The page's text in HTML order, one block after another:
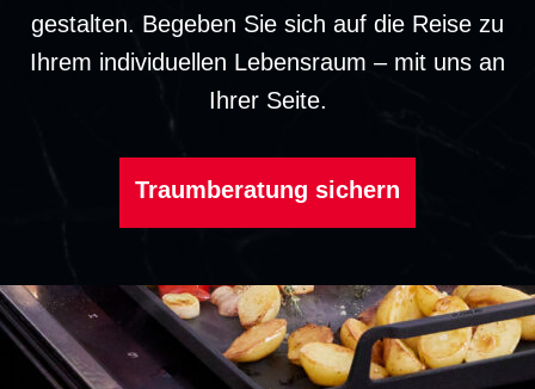
gestalten. Begeben Sie sich auf die Reise zu
Ihrem individuellen Lebensraum – mit uns an
Ihrer Seite.
Traumberatung sichern